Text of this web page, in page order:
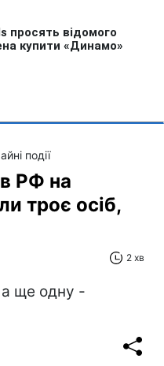
події
РФ на
троє осіб,
2 хв
а ще одну -